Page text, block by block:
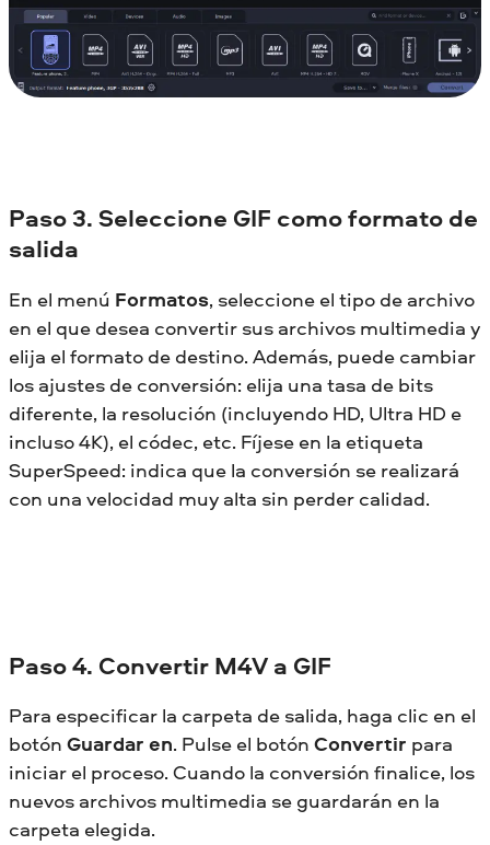
Paso 3. Seleccione GIF como formato de
salida
En el menú Formatos, seleccione el tipo de archivo
en el que desea convertir sus archivos multimedia y
elija el formato de destino. Además, puede cambiar
los ajustes de conversión: elija una tasa de bits
diferente, la resolución (incluyendo HD, Ultra HD e
incluso 4K), el códec, etc. Fíjese en la etiqueta
SuperSpeed: indica que la conversión se realizará
con una velocidad muy alta sin perder calidad.
Paso 4. Convertir M4V a GIF
Para especificar la carpeta de salida, haga clic en el
botón Guardar en. Pulse el botón Convertir para
iniciar el proceso. Cuando la conversión finalice, los
nuevos archivos multimedia se guardarán en la
carpeta elegida.